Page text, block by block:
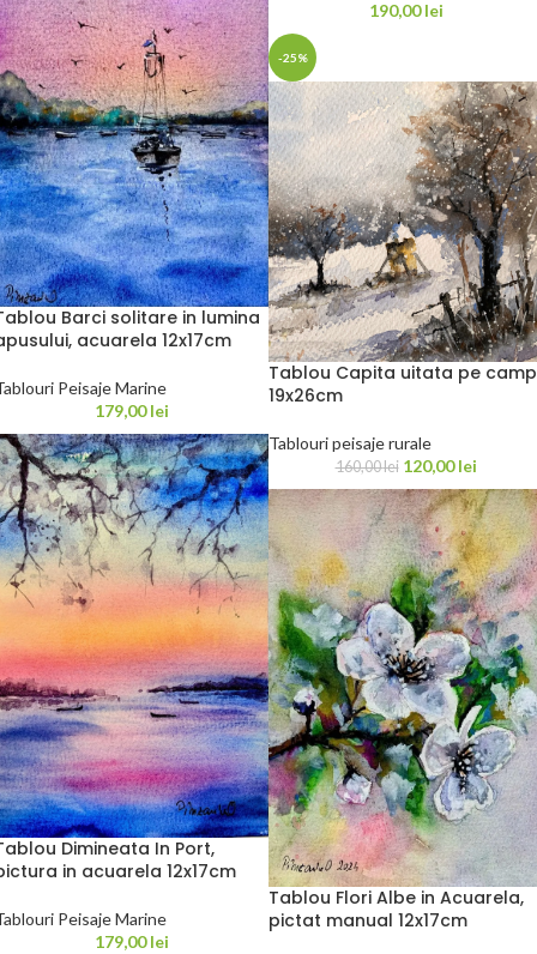
190,00lei
Barci solitare in lumina
acuarela 12x17cm
Peisaje Marine
179,00lei
-25%
Tablou Capita uitata pe
19x26cm
Tablouri peisaje rurale
160,00lei 120,00lei
Dimineata In Port,
in acuarela 12x17cm
Peisaje Marine
179,00lei
Tablou Flori Albe in Acuarela,
pictat manual 12x17cm